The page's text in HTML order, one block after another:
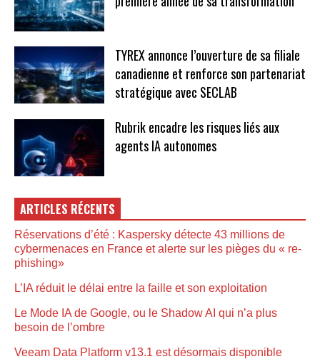
TYREX annonce l’ouverture de sa filiale
canadienne et renforce son partenariat
stratégique avec SECLAB
Rubrik encadre les risques liés aux
agents IA autonomes
ARTICLES RÉCENTS
Réservations d’été : Kaspersky détecte 43 millions de
cybermenaces en France et alerte sur les pièges du « re-
phishing»
L’IA réduit le délai entre la faille et son exploitation
Le Mode IA de Google, ou le Shadow AI qui n’a plus
besoin de l’ombre
Veeam Data Platform v13.1 est désormais disponible